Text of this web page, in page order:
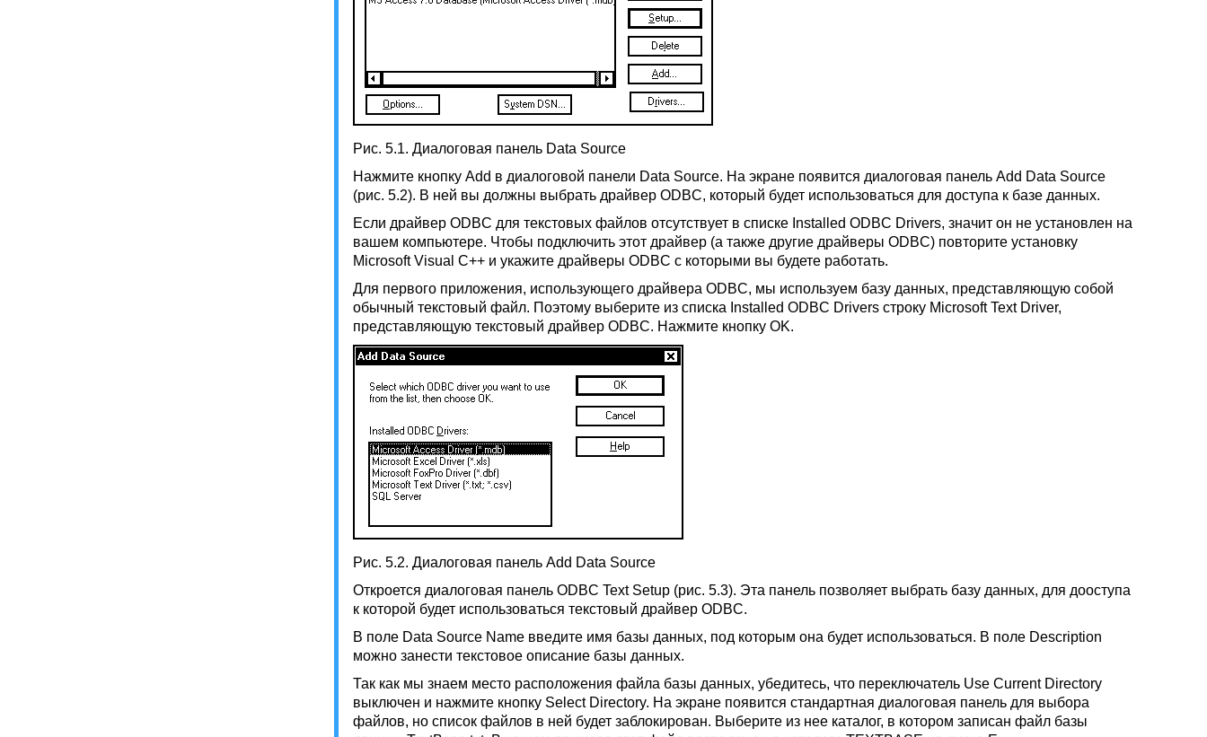
Рис. 5.1. Диалоговая панель Data Source
Нажмите кнопку Add в диалоговой панели Data Source. На экране появится диалоговая панель Add Data Source
(рис. 5.2). В ней вы должны выбрать драйвер ODBC, который будет использоваться для доступа к базе данных.
Если драйвер ODBC для текстовых файлов отсутствует в списке Installed ODBC Drivers, значит он не установлен на
вашем компьютере. Чтобы подключить этот драйвер (а также другие драйверы ODBC) повторите установку
Microsoft Visual C++ и укажите драйверы ODBC с которыми вы будете работать.
Для первого приложения, использующего драйвера ODBC, мы используем базу данных, представляющую собой
обычный текстовый файл. Поэтому выберите из списка Installed ODBC Drivers строку Microsoft Text Driver,
представляющую текстовый драйвер ODBC. Нажмите кнопку OK.
Рис. 5.2. Диалоговая панель Add Data Source
Откроется диалоговая панель ODBC Text Setup (рис. 5.3). Эта панель позволяет выбрать базу данных, для дооступа
к которой будет использоваться текстовый драйвер ODBC.
В поле Data Source Name введите имя базы данных, под которым она будет использоваться. В поле Description
можно занести текстовое описание базы данных.
Так как мы знаем место расположения файла базы данных, убедитесь, что переключатель Use Current Directory
выключен и нажмите кнопку Select Directory. На экране появится стандартная диалоговая панель для выбора
файлов, но список файлов в ней будет заблокирован. Выберите из нее каталог, в котором записан файл базы